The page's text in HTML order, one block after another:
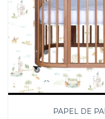
PAPEL DE